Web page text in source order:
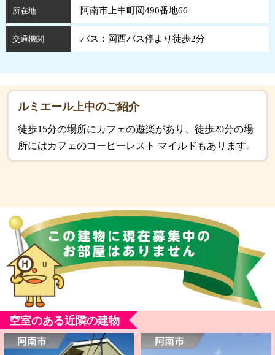
所在地 阿南市上中町岡490番地66
交通機関 バス：岡西バス停より徒歩2分
ルミエール上中のご紹介
徒歩15分の場所にカフェの遊楽があり、徒歩20分の場
所にはカフェのコーヒーレスト マイルドもあります。
空室のある近隣の建物